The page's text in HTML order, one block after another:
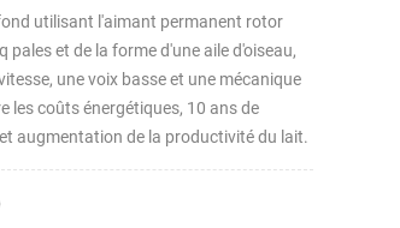
utilisant l'aimant permanent rotor
et de la forme d'une aile d'oiseau,
une voix basse et une mécanique
les coûts énergétiques, 10 ans de
augmentation de la productivité du lait.